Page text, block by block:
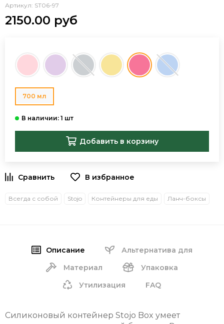
Артикул: ST06-97
2150.00 руб
700 мл
Добавить в корзину
В избранное
Всегда с собой Stojo Контейнеры для еды Ланч-боксы
Описание
Альтернатива для
Материал
Упаковка
Утилизация
FAQ
Силиконовый контейнер Stojo Box умеет